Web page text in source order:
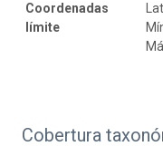
Coordenadas
límite
Cobertura